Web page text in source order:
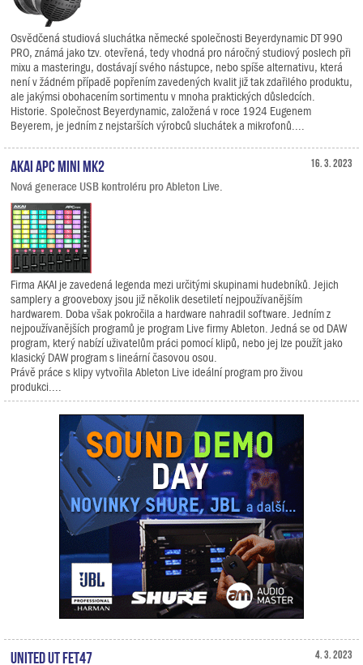
Osvědčená studiová sluchátka německé společnosti Beyerdynamic DT 990
PRO, známá jako tzv. otevřená, tedy vhodná pro náročný studiový poslech při
mixu a masteringu, dostávají svého nástupce, nebo spíše alternativu, která
není v žádném případě popřením zavedených kvalit již tak zdařilého produktu,
ale jakýmsi obohacením sortimentu v mnoha praktických důsledcích.
Historie. Společnost Beyerdynamic, založená v roce 1924 Eugenem
Beyerem, je jedním z nejstarších výrobců sluchátek a mikrofonů....
16. 3. 2023
AKAI APC Mini mk2
Nová generace USB kontroléru pro Ableton Live.
Firma AKAI je zavedená legenda mezi určitými skupinami hudebníků. Jejich
samplery a grooveboxy jsou již několik desetiletí nejpoužívanějším
hardwarem. Doba však pokročila a hardware nahradil software. Jedním z
nejpoužívanějších programů je program Live firmy Ableton. Jedná se od DAW
program, který nabízí uživatelům práci pomocí klipů, nebo jej lze použít jako
klasický DAW program s lineární časovou osou.
Právě práce s klipy vytvořila Ableton Live ideální program pro živou
produkci....
4. 3. 2023
United UT FET47